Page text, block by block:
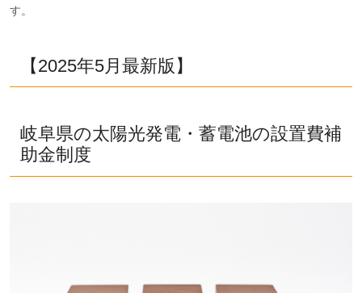
す。
【2025年5月最新版】
岐阜県の太陽光発電・蓄電池の設置費補
助金制度